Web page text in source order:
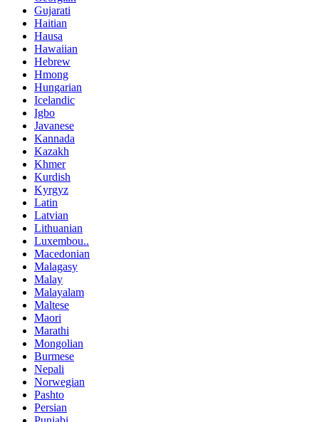
Gujarati
Haitian
Hausa
Hawaiian
Hebrew
Hmong
Hungarian
Icelandic
Igbo
Javanese
Kannada
Kazakh
Khmer
Kurdish
Kyrgyz
Latin
Latvian
Lithuanian
Luxembou..
Macedonian
Malagasy
Malay
Malayalam
Maltese
Maori
Marathi
Mongolian
Burmese
Nepali
Norwegian
Pashto
Persian